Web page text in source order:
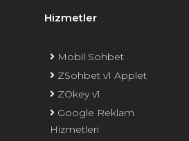
Hizmetler
Mobil Sohbet
ZSohbet v1 Applet
ZOkey v1
Google Reklam
Hizmetleri